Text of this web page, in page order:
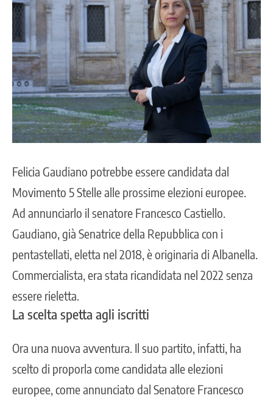
Felicia Gaudiano potrebbe essere candidata dal
Movimento 5 Stelle alle prossime elezioni europee.
Ad annunciarlo il senatore Francesco Castiello.
Gaudiano, già Senatrice della Repubblica con i
pentastellati, eletta nel 2018, è originaria di Albanella
Commercialista, era stata ricandidata nel 2022 senza
essere rieletta.
La scelta spetta agli iscritti
Ora una nuova avventura. Il suo partito, infatti, ha
scelto di proporla comecandidata alle elezioni
europee , come annunciato dal Senatore Francesco